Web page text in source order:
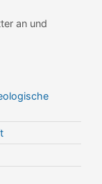
an und